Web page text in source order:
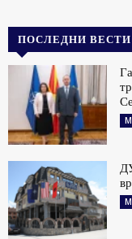
ПОСЛЕДНИ ВЕСТИ